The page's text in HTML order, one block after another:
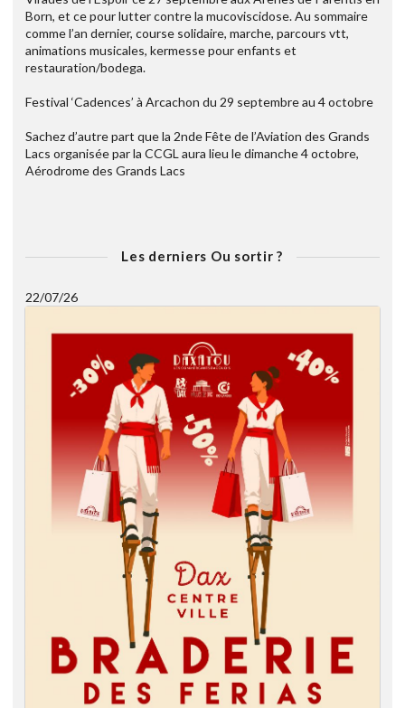
Born, et ce pour lutter contre la mucoviscidose. Au sommaire
comme l’an dernier, course solidaire, marche, parcours vtt,
animations musicales, kermesse pour enfants et
restauration/bodega.
Festival ‘Cadences’ à Arcachon du 29 septembre au 4 octobre
Sachez d’autre part que la 2nde Fête de l’Aviation des Grands
Lacs organisée par la CCGL aura lieu le dimanche 4 octobre,
Aérodrome des Grands Lacs
Les derniers Ou sortir ?
22/07/26